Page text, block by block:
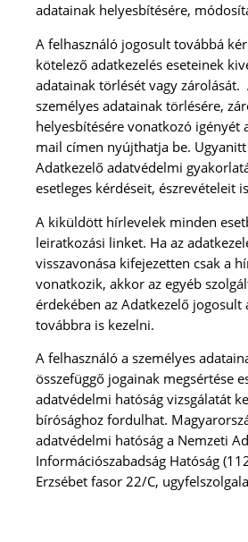
adatainak helyesbítésére,
A felhasználó jogosult továbbá
kötelező adatkezelés eseteinek
adatainak törlését vagy zárolását.
személyes adatainak törlésére,
helyesbítésére vonatkozó igényét
mail címen nyújthatja be.
Adatkezelő adatvédelmi
esetleges kérdéseit, észrevételeit
A kiküldött hírlevelek minden
leiratkozási linket. Ha az
visszavonása kifejezetten csak a
vonatkozik, akkor az egyéb
érdekében az Adatkezelő jogosult
továbbra is kezelni.
A felhasználó a személyes
összefüggő jogainak megsértése
adatvédelmi hatóság vizsgálatát
bírósághoz fordulhat.
adatvédelmi hatóság a Nemzeti
Információszabadság Hatóság
Erzsébet fasor 22/C,